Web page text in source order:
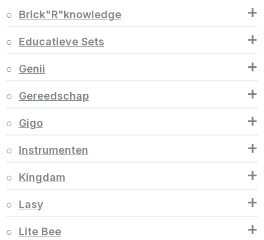
Brick"R"knowledge +
Educatieve Sets +
Genii +
Gereedschap +
Gigo +
Instrumenten +
Kingdam +
Lasy +
Lite Bee +